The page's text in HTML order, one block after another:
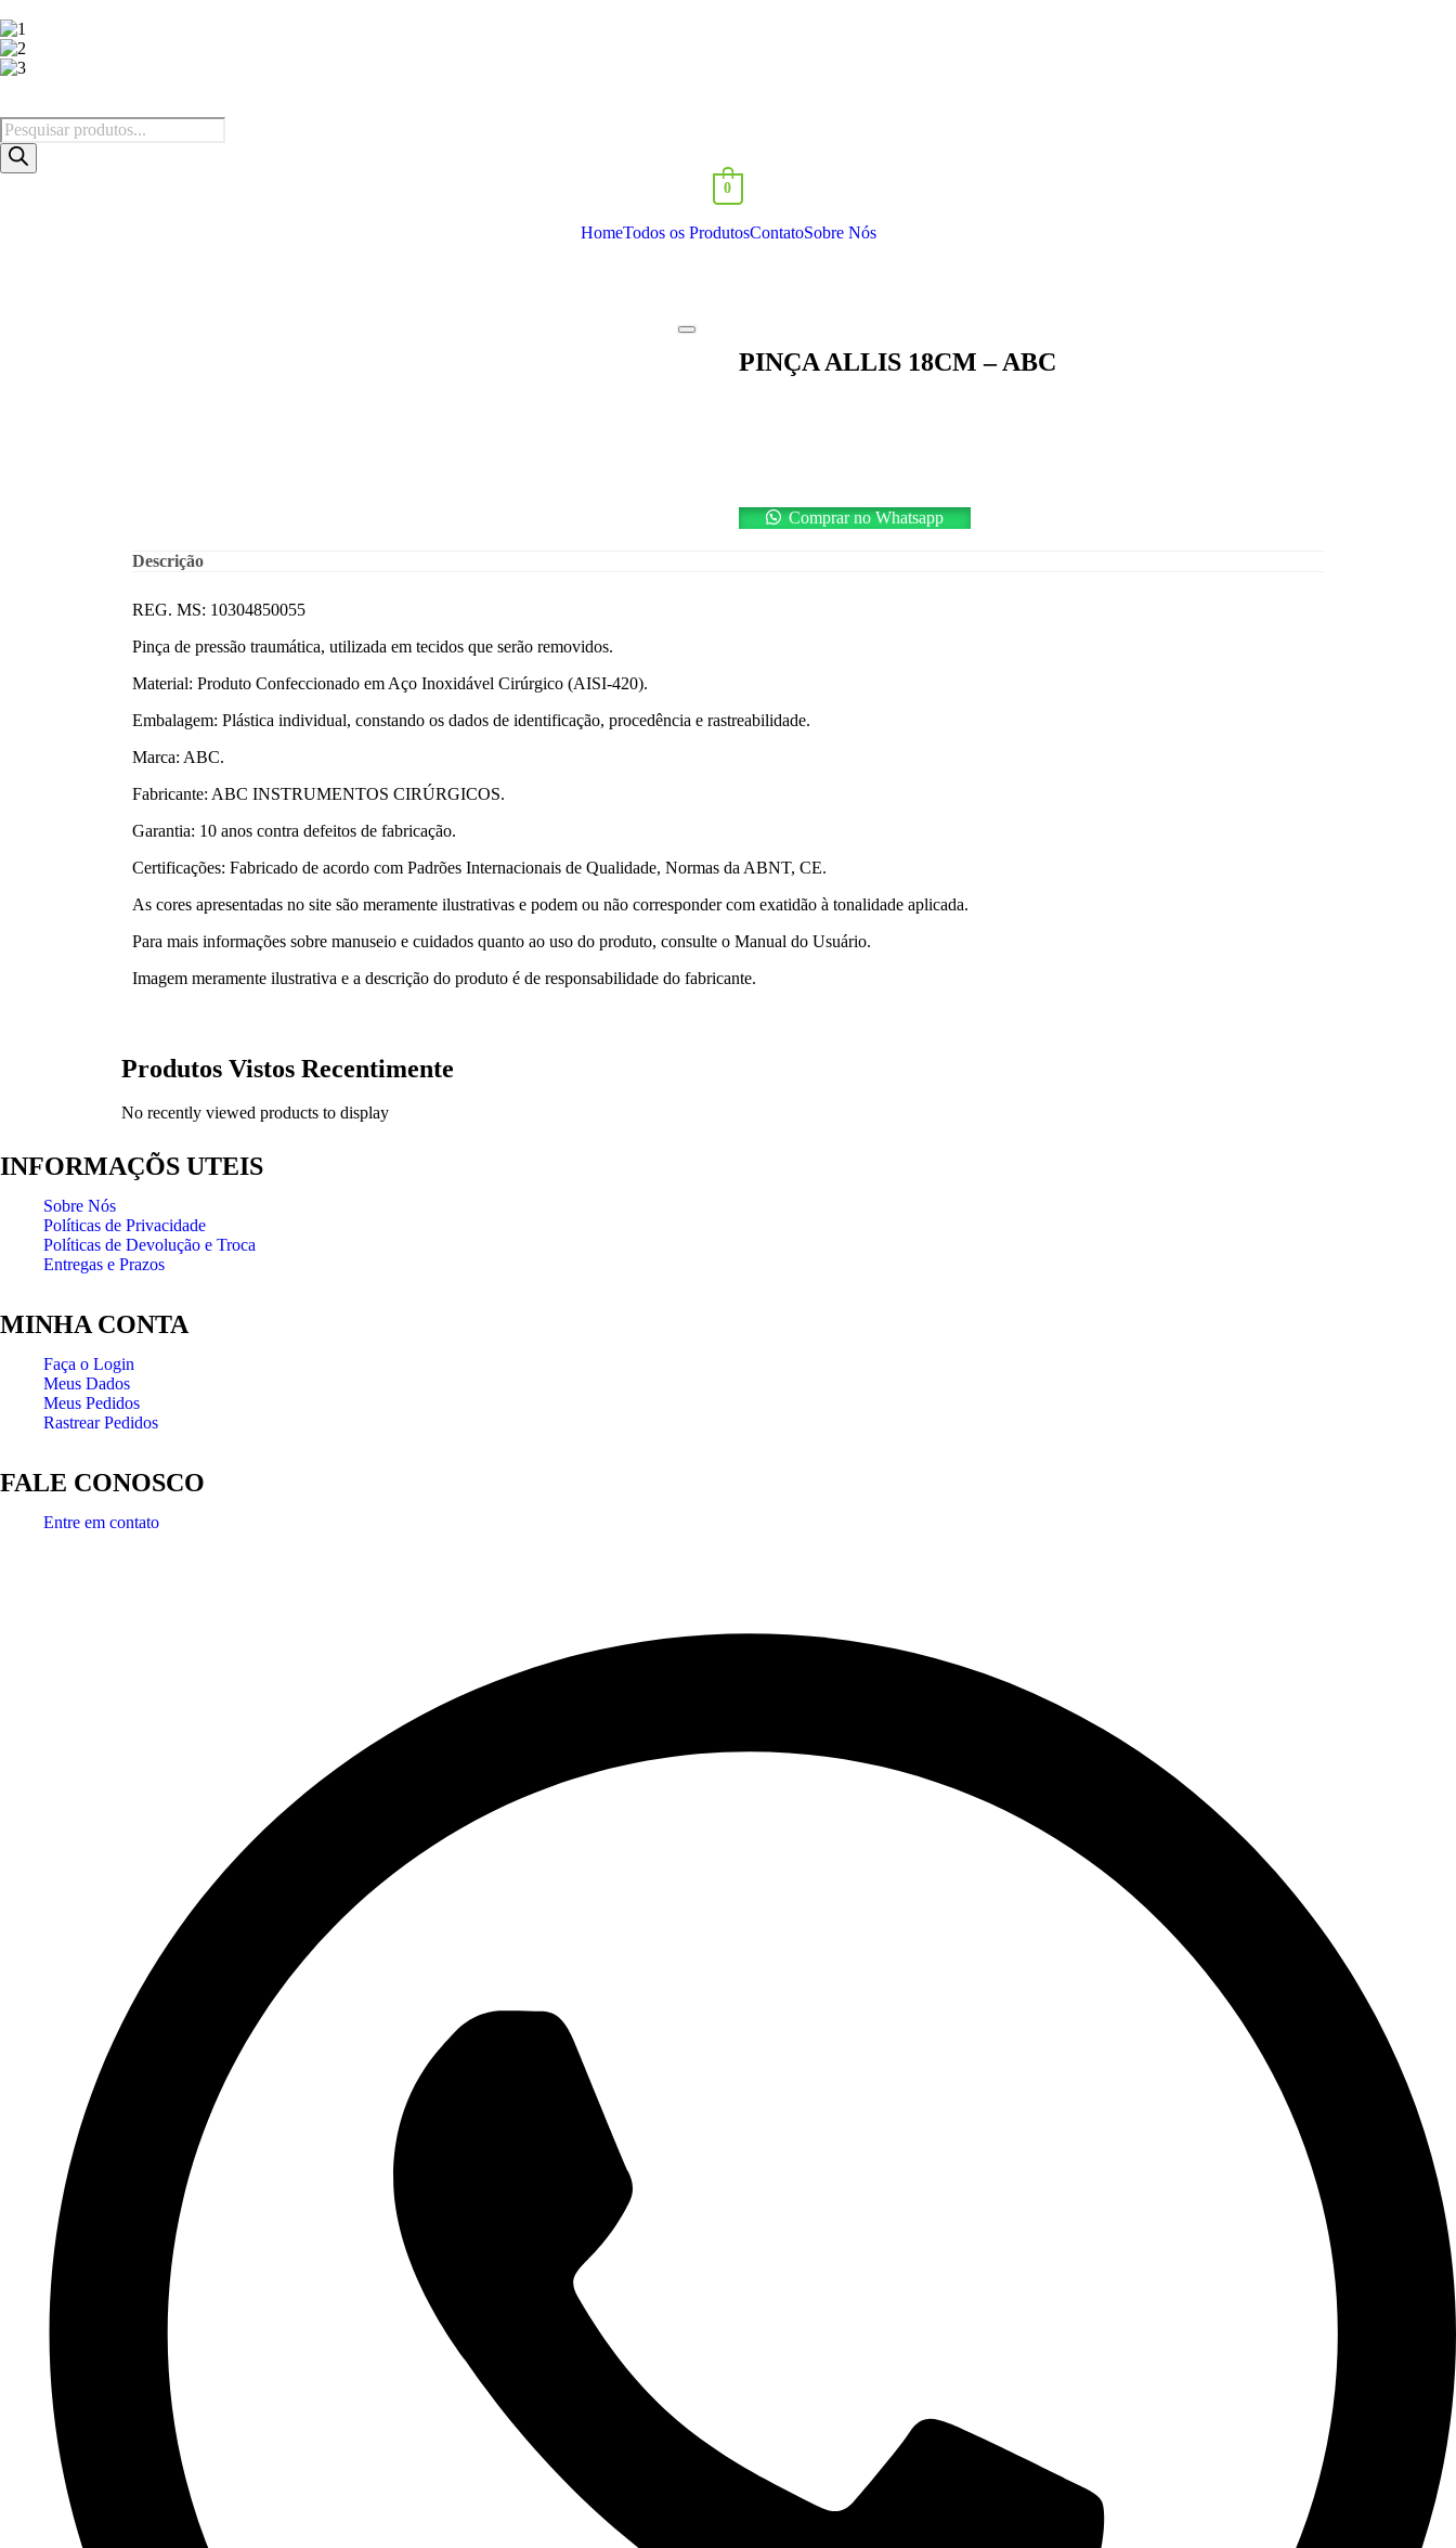
0
HomeTodos os ProdutosContatoSobre Nós
PINÇA ALLIS 18CM – ABC
Comprar no Whatsapp
Descrição
REG. MS: 10304850055
Pinça de pressão traumática, utilizada em tecidos que serão removidos.
Material: Produto Confeccionado em Aço Inoxidável Cirúrgico (AISI-420).
Embalagem: Plástica individual, constando os dados de identificação, procedência e rastreabilidade.
Marca: ABC.
Fabricante: ABC INSTRUMENTOS CIRÚRGICOS.
Garantia: 10 anos contra defeitos de fabricação.
Certificações: Fabricado de acordo com Padrões Internacionais de Qualidade, Normas da ABNT, CE.
As cores apresentadas no site são meramente ilustrativas e podem ou não corresponder com exatidão à tonalidade aplicada.
Para mais informações sobre manuseio e cuidados quanto ao uso do produto, consulte o Manual do Usuário.
Imagem meramente ilustrativa e a descrição do produto é de responsabilidade do fabricante.
Produtos Vistos Recentimente
No recently viewed products to display
INFORMAÇÕS UTEIS
Sobre Nós
Políticas de Privacidade
Políticas de Devolução e Troca
Entregas e Prazos
MINHA CONTA
Faça o Login
Meus Dados
Meus Pedidos
Rastrear Pedidos
FALE CONOSCO
Entre em contato